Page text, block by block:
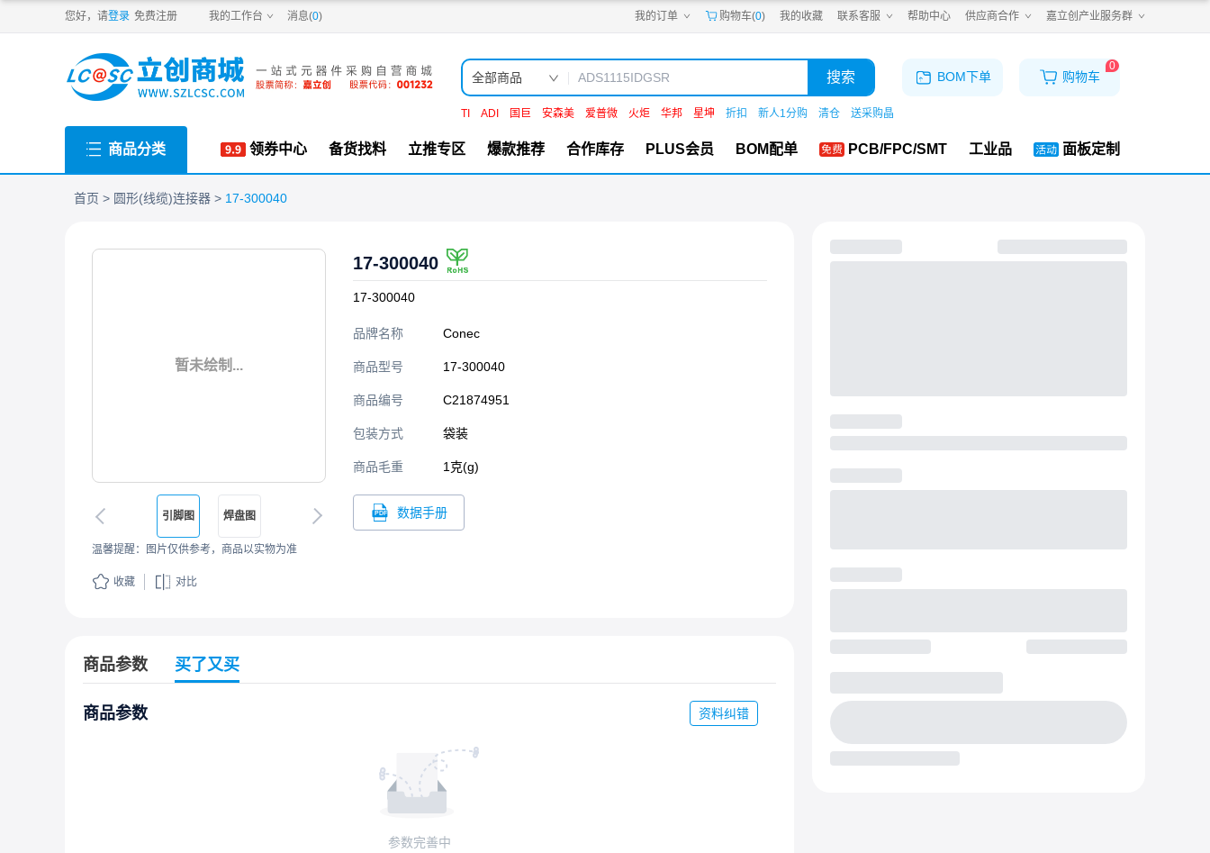
您好，请登录 免费注册 我的工作台 消息(0) 我的订单 购物车(0) 我的收藏 联系客服 帮助中心 供应商合作 嘉立创产业服务群
嘉立创PCB
嘉立创FA
机电工坊
全部商品 搜索
TI ADI 国巨 安森美 爱普微 火炬 华邦 星坤 折扣 新人1分购 清仓 送采购晶
BOM下单 购物车
0
商品分类 领券中心 备货找料 立推专区 爆款推荐 合作库存 PLUS会员 BOM配单 PCB/FPC/SMT 工业品 面板定制
首页 圆形(线缆)连接器 17-300040
暂未绘制...
引脚图 焊盘图
温馨提醒：图片仅供参考，商品以实物为准
收藏 对比
17-300040
17-300040
品牌名称 Conec
商品型号 17-300040
商品编号 C21874951
包装方式 袋装
商品毛重 1克(g)
数据手册
商品参数 买了又买
商品参数 资料纠错
参数完善中